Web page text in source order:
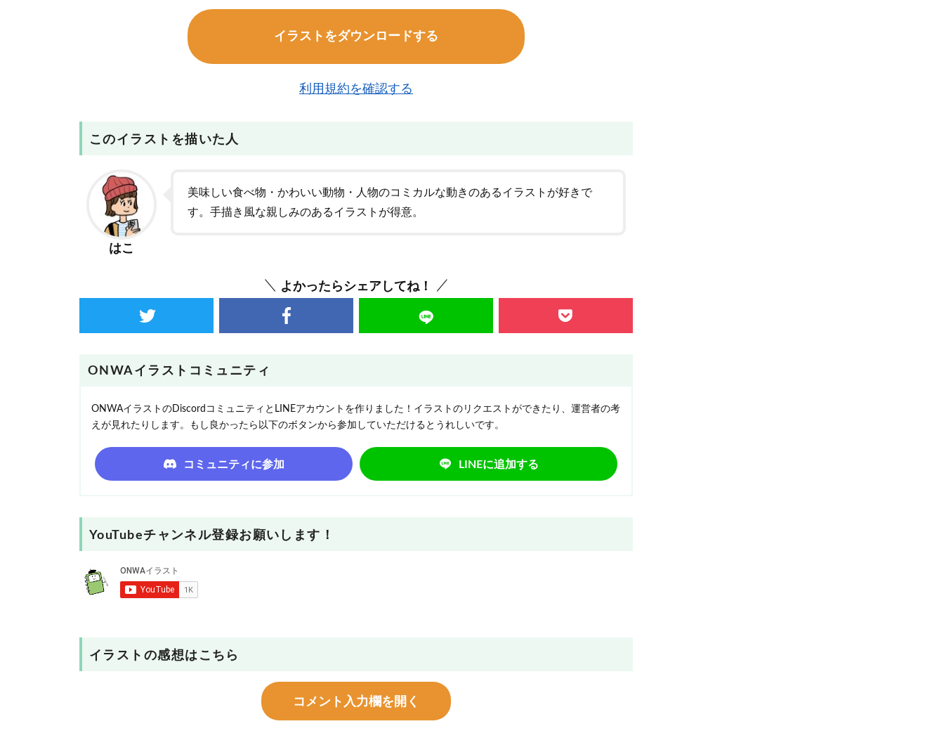
イラストをダウンロードする
利用規約を確認する
このイラストを描いた人
はこ
美味しい食べ物・かわいい動物・人物のコミカルな動きのあるイラストが好きで
す。手描き風な親しみのあるイラストが得意。
よかったらシェアしてね！
ONWAイラストコミュニティ
ONWAイラストのDiscordコミュニティとLINEアカウントを作りました！イラストのリクエストができたり、運営者の考
えが見れたりします。もし良かったら以下のボタンから参加していただけるとうれしいです。
コミュニティに参加 LINEに追加する
YouTubeチャンネル登録お願いします！
イラストの感想はこちら
コメント入力欄を開く